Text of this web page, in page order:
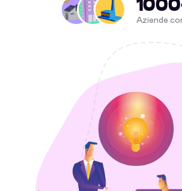
Aziende